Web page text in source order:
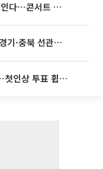
빅뱅, 20주년 기념 '새 뱅봉' 선보인다⋯콘서트 앞두고 팝업 개최
위 등 추가 압수수색
‘나솔사계’ 국화, 결별 후 재등장⋯첫인상 투표 휩쓸고 ‘인기녀’ 등극